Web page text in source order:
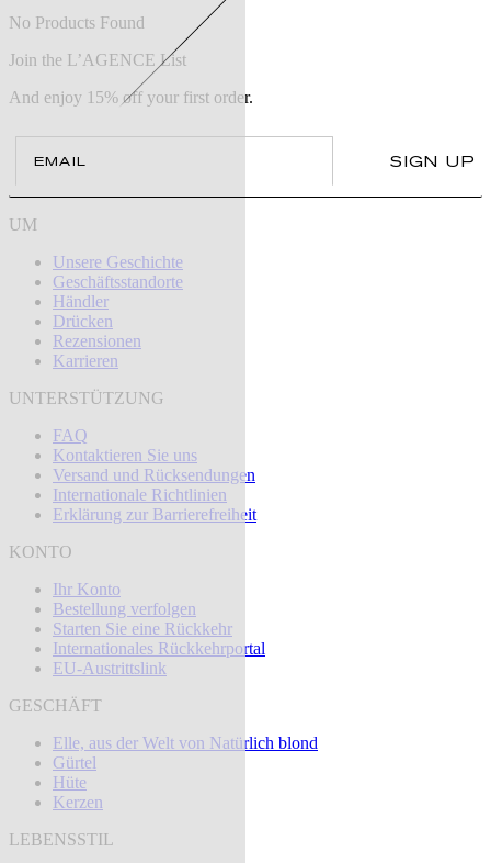
No Products Found
Join the L’AGENCE List
And enjoy 15% off your first order.
SIGN UP
UM
Unsere Geschichte
Geschäftsstandorte
Händler
Drücken
Rezensionen
Karrieren
UNTERSTÜTZUNG
FAQ
Kontaktieren Sie uns
Versand und Rücksendungen
Internationale Richtlinien
Erklärung zur Barrierefreiheit
KONTO
Ihr Konto
Bestellung verfolgen
Starten Sie eine Rückkehr
Internationales Rückkehrportal
EU-Austrittslink
GESCHÄFT
Elle, aus der Welt von Natürlich blond
Gürtel
Hüte
Kerzen
LEBENSSTIL